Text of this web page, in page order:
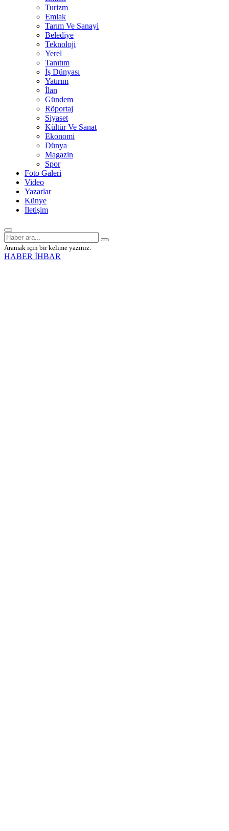
Turizm
Emlak
Tarım Ve Sanayi
Belediye
Teknoloji
Yerel
Tanıtım
İş Dünyası
Yatırım
İlan
Gündem
Röportaj
Siyaset
Kültür Ve Sanat
Ekonomi
Dünya
Magazin
Spor
Foto Galeri
Video
Yazarlar
Künye
İletişim
Aramak için bir kelime yazınız.
HABER İHBAR